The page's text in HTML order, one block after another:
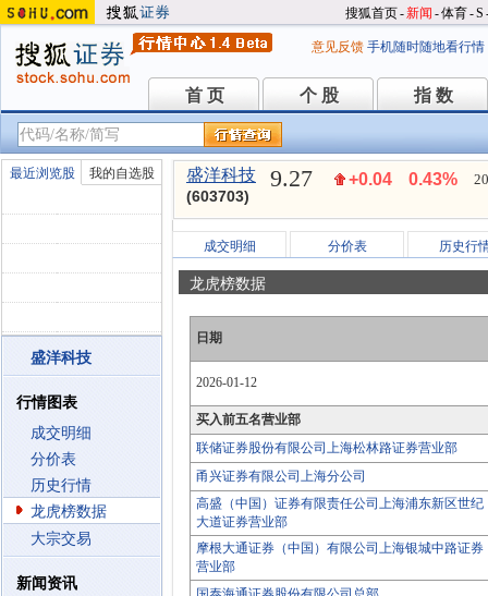
搜狐首页-新闻 -体育-S
意见反馈 手机随时随地看行情
首 页
首 页 个 股
个 股 指 数
指 数
最近浏览股 我的自选股
盛洋科技
行情图表
成交明细
分价表
历史行情
龙虎榜数据
大宗交易
新闻资讯
盛洋科技
(603703)
9.27 +0.04 0.43%
成交明细 分价表 历史行
龙虎榜数据
日期
2026-01-12
买入前五名营业部
联储证券股份有限公司上海松林路证券营业部
甬兴证券有限公司上海分公司
高盛（中国）证券有限责任公司上海浦东新区世纪
大道证券营业部
摩根大通证券（中国）有限公司上海银城中路证券
营业部